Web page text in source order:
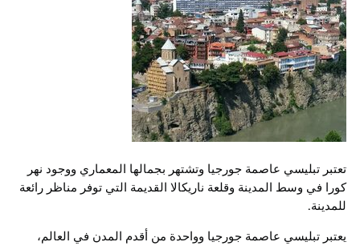
تعتبر تبليسي عاصمة جورجيا وتشتهر بجمالها المعماري ووجود نهر
كورا في وسط المدينة وقلعة ناريكالا القديمة التي توفر مناظر رائعة
للمدينة.
يعتبر تبليسي عاصمة جورجيا وواحدة من أقدم المدن في العالم،